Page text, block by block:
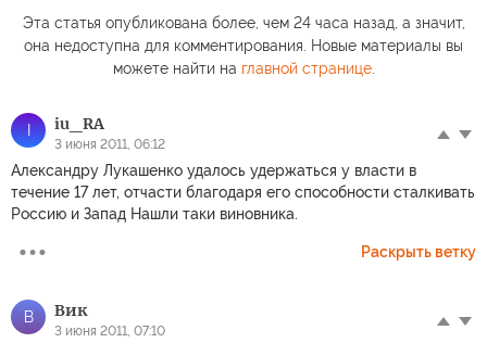
Эта статья опубликована более, чем 24 часа назад, а значит,
она недоступна для комментирования. Новые материалы вы
можете найти на главной странице.
I iu_RA
3 июня 2011, 06:12
Александру Лукашенко удалось удержаться у власти в
течение 17 лет, отчасти благодаря его способности сталкивать
Россию и Запад Нашли таки виновника.
Раскрыть ветку
В Вик
3 июня 2011, 07:10